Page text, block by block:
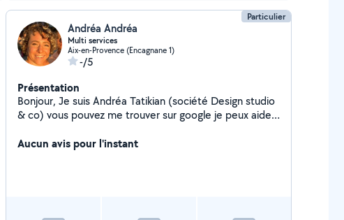
Particulier
Andréa Andréa
Multi services
Aix-en-Provence (Encagnane 1)
-/5
Présentation
Bonjour, Je suis Andréa Tatikian (société Design studio
& co) vous pouvez me trouver sur google je peux aider
couture et décoration - jardin, design et entretien -
Aucun avis pour l'instant